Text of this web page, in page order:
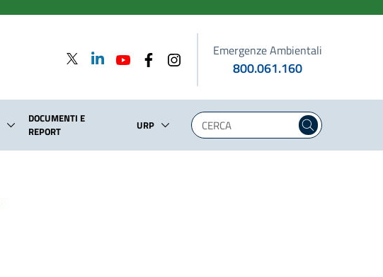
Emergenze Ambientali
800.061.160
DOCUMENTI E
REPORT
URP